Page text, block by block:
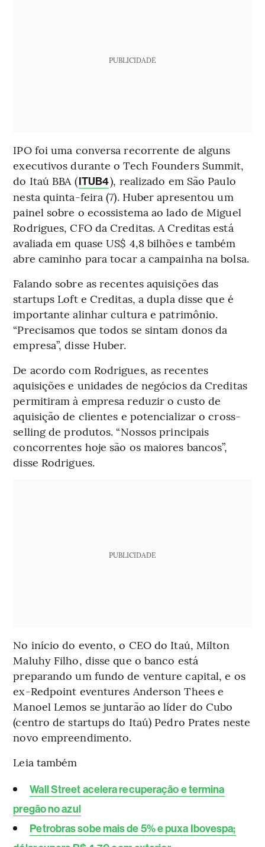
PUBLICIDADE
IPO foi uma conversa recorrente de alguns
executivos durante o Tech Founders Summit,
do Itaú BBA (ITUB4), realizado em São Paulo
nesta quinta-feira (7). Huber apresentou um
painel sobre o ecossistema ao lado de Miguel
Rodrigues, CFO da Creditas. A Creditas está
avaliada em quase US$ 4,8 bilhões e também
abre caminho para tocar a campainha na bolsa.
Falando sobre as recentes aquisições das
startups Loft e Creditas, a dupla disse que é
importante alinhar cultura e patrimônio.
“Precisamos que todos se sintam donos da
empresa”, disse Huber.
De acordo com Rodrigues, as recentes
aquisições e unidades de negócios da Creditas
permitiram à empresa reduzir o custo de
aquisição de clientes e potencializar o cross-
selling de produtos. “Nossos principais
concorrentes hoje são os maiores bancos”,
disse Rodrigues.
PUBLICIDADE
No início do evento, o CEO do Itaú, Milton
Maluhy Filho, disse que o banco está
preparando um fundo de venture capital, e os
ex-Redpoint eventures Anderson Thees e
Manoel Lemos se juntarão ao líder do Cubo
(centro de startups do Itaú) Pedro Prates neste
novo empreendimento.
Leia também
Wall Street acelera recuperação e termina
pregão no azul
Petrobras sobe mais de 5% e puxa Ibovespa;